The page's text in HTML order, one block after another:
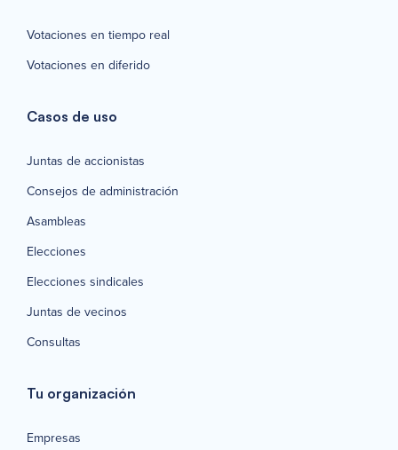
Votaciones en tiempo real
Votaciones en diferido
Casos de uso
Juntas de accionistas
Consejos de administración
Asambleas
Elecciones
Elecciones sindicales
Juntas de vecinos
Consultas
Tu organización
Empresas